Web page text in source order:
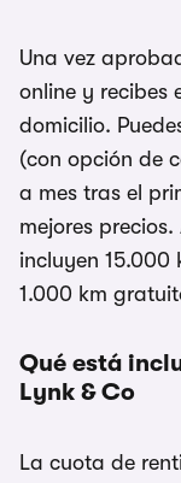
Una vez
online y recibes
domicilio.
(con opción de
a mes tras el
mejores
incluyen 15.000
1.000 km
Qué está
Lynk & Co
La cuota de